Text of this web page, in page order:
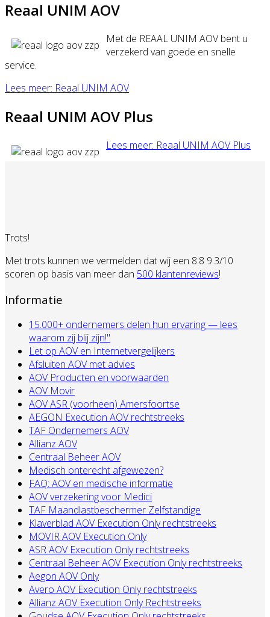
Reaal UNIM AOV
Met de REAAL UNIM AOV bent u
verzekerd van goede en snelle
service.
Lees meer: Reaal UNIM AOV
Reaal UNIM AOV Plus
Lees meer: Reaal UNIM AOV Plus
Trots!
Met trots kunnen we vermelden dat wij een 8.8 9.3/10
scoren op basis van meer dan 500 klantenreviews!
Informatie
15.000+ ondernemers delen hun ervaring — lees
waarom zij blij zijn!"
Let op AOV en Internetvergelijkers
Afsluiten AOV met advies
AOV Producten en voorwaarden
AOV Movir
AOV ASR (voorheen) Amersfoortse
AEGON Execution AOV rechtstreeks
TAF Ondernemers AOV
Allianz AOV
Centraal Beheer AOV
Medisch onterecht afgewezen?
FAQ: AOV en medische informatie
AOV verzekering voor Medici
TAF Maandlastbeschermer Zelfstandige
Klaverblad AOV Execution Only rechtstreeks
MOVIR AOV Execution Only
ASR AOV Execution Only rechtstreeks
Centraal Beheer AOV Execution Only rechtstreeks
Aegon AOV Only
Avero AOV Execution Only rechtstreeks
Allianz AOV Execution Only Rechtstreeks